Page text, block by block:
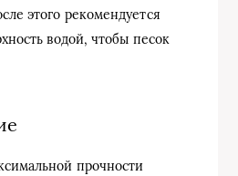
этого рекомендуется
водой, чтобы песок
прочности